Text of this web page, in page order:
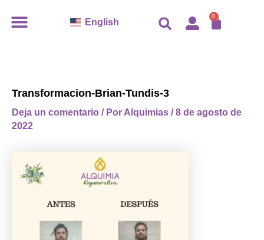
English 0
Transformacion-Brian-Tundis-3
Deja un comentario / Por Alquimias /8 de agosto de
2022